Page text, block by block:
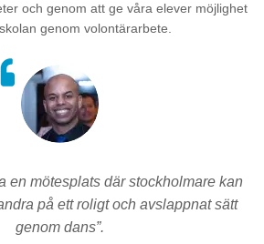
och genom att ge våra elever möjlighet
genom volontärarbete.
en mötesplats där stockholmare kan
på ett roligt och avslappnat sätt
genom dans”.